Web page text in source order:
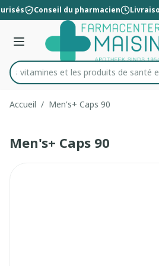
Aller au contenu
1 de 1
Conseil du pharmacien
Menu
Rechercher
les vitamines et les produits de santé
Accueil / Men's+ Caps 90
Men's+ Caps 90